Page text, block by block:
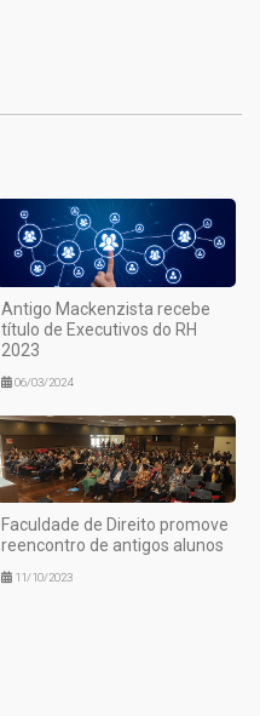
Antigo Mackenzista recebe
título de Executivos do RH
2023
06/03/2024
Faculdade de Direito promove
reencontro de antigos alunos
11/10/2023